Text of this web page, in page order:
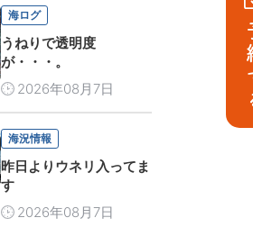
海ログ
うねりで透明度
が・・・。
2026年08月7日
海況情報
昨日よりウネリ入ってま
す
2026年08月7日